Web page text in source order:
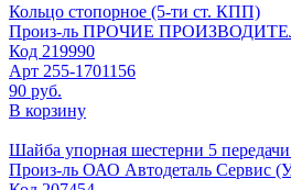
Кольцо стопорное (5-ти ст. КПП)
Произ-ль ПРОЧИЕ
Код 219990
Арт 255-1701156
90 руб.
В корзину
Шайба упорная шестерни 5
Произ-ль ОАО Автодеталь Сервис